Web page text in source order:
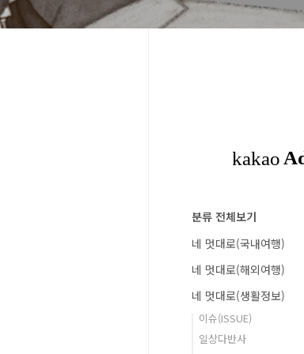
분류 전체보기
네 멋대로(국내여행)
네 멋대로(해외여행)
네 멋대로(생활정보)
이슈(ISSUE)
일상다반사